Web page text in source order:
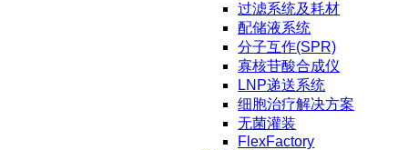
过滤系统及耗材
配储液系统
分子互作(SPR)
寡核苷酸合成仪
LNP递送系统
细胞治疗解决方案
无菌灌装
FlexFactory